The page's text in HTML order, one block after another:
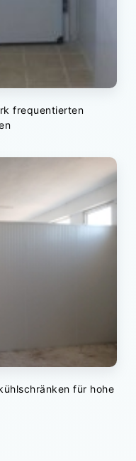
frequentierten
für hohe